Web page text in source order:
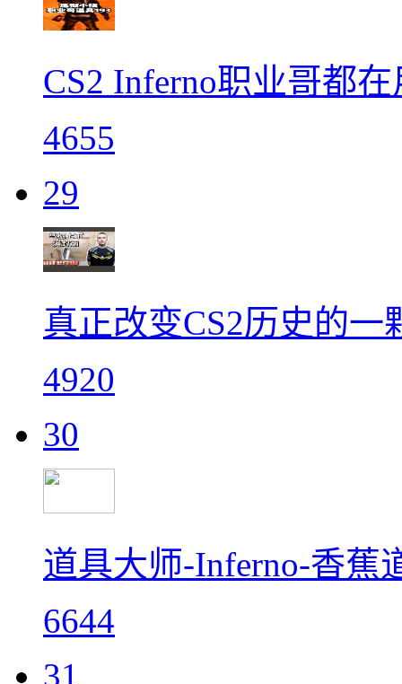
CS2 Inferno职业哥都
4655
29
真正改变CS2历史的一
4920
30
道具大师-Inferno-香蕉
6644
31